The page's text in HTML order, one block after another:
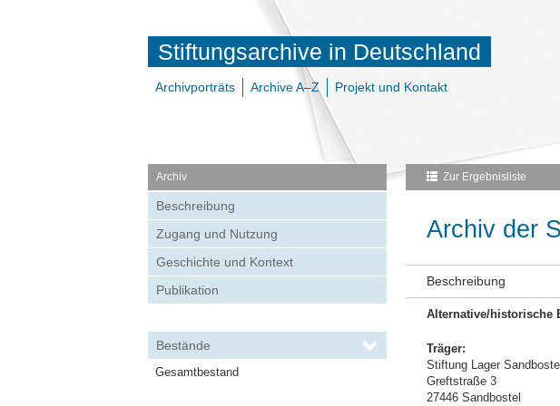
Stiftungsarchive in Deutschland
Archivporträts Archive A–Z Projekt und Kontakt
Archiv
Beschreibung
Zugang und Nutzung
Geschichte und Kontext
Publikation
Bestände
Gesamtbestand
Zur Ergebnisliste
Archiv der
Beschreibung
Alternative/historische
Träger:
Stiftung Lager Sandbostel
Greftstraße 3
27446 Sandbostel